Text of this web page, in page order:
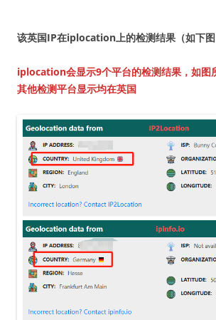
该英国IP在iplocation上的检测结果（如下图
iplocation会显示9个平台的检测结果，如图
其他检测平台显示均在英国